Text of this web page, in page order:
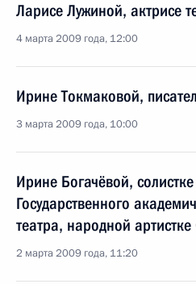
Ларисе Лужиной, актрисе
4 марта 2009 года, 12:00
Ирине Токмаковой,
3 марта 2009 года, 10:00
Ирине Богачёвой,
Государственного
театра, народной
2 марта 2009 года, 11:20